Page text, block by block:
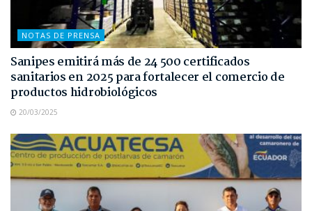
NOTAS DE PRENSA
Sanipes emitirá más de 24 500 certificados
sanitarios en 2025 para fortalecer el comercio de
productos hidrobiológicos
20/03/2025